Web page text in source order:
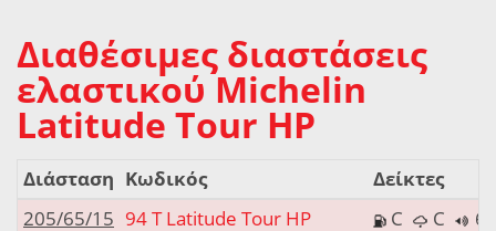
Διαθέσιμες διαστάσεις
ελαστικού Michelin
Latitude Tour HP
Διάσταση Κωδικός
Δείκτες
205/65/15 94 T Latitude Tour HP C C